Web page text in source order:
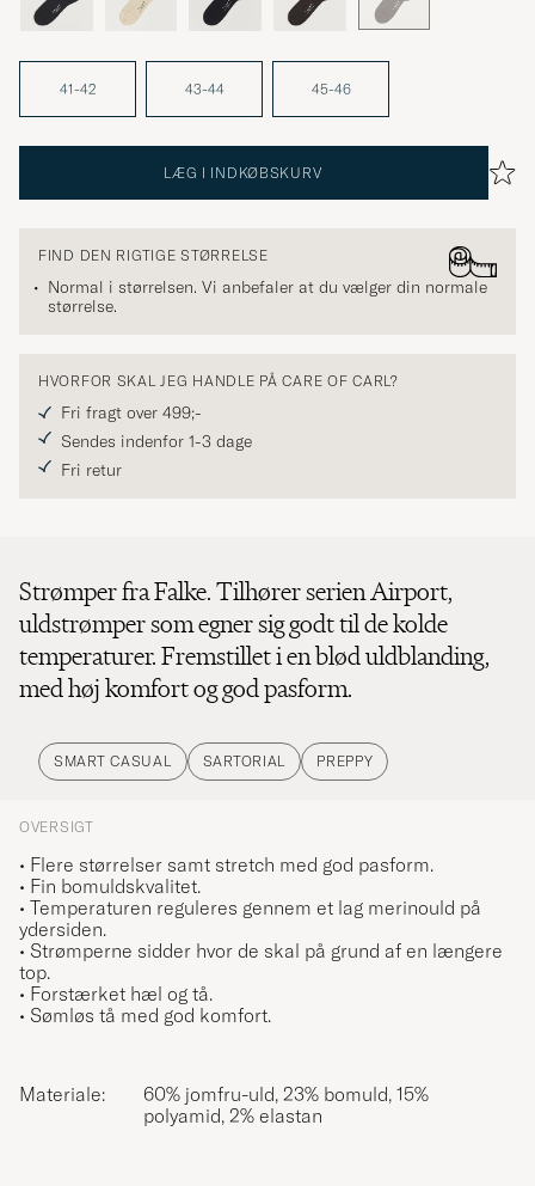
41-42 43-44 45-46
LÆG I INDKØBSKURV
FIND DEN RIGTIGE STØRRELSE
Normal i størrelsen. Vi anbefaler at du vælger din normale
størrelse.
HVORFOR SKAL JEG HANDLE PÅ CARE OF CARL?
Fri fragt over 499;-
Sendes indenfor 1-3 dage
Fri retur
Strømper fra Falke. Tilhører serien Airport,
uldstrømper som egner sig godt til de kolde
temperaturer. Fremstillet i en blød uldblanding,
med høj komfort og god pasform.
SMART CASUAL SARTORIAL PREPPY
OVERSIGT
• Flere størrelser samt stretch med god pasform.
• Fin bomuldskvalitet.
• Temperaturen reguleres gennem et lag merinould på
ydersiden.
• Strømperne sidder hvor de skal på grund af en længere
top.
• Forstærket hæl og tå.
• Sømløs tå med god komfort.
Materiale:
60% jomfru-uld, 23% bomuld, 15%
polyamid, 2% elastan